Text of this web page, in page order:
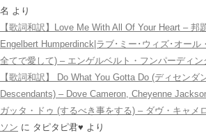
名 より
【歌詞和訳】Love Me With All Of Your Heart – 邦
Engelbert Humperdinck|ラブ･ミー･ウィズ･オール
全てで愛して) – エンゲルベルト・フンパーディン
【歌詞和訳】 Do What You Gotta Do (ディセンダ
Descendants) – Dove Cameron, Cheyenne
ガッタ・ドゥ (するべき事をする) – ダヴ・キャメ
ソン に タピタピ君♥️ より